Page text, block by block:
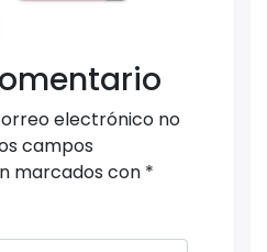
electrónico no
campos
marcados con *